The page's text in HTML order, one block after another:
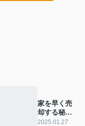
家を早く売
却する秘
訣！成功の
2025.01.27